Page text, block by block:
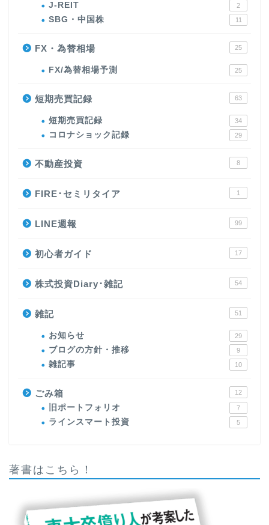
J-REIT 2
SBG・中国株 11
FX・為替相場 25
FX/為替相場予測 25
短期売買記録 63
短期売買記録 34
コロナショック記録 29
不動産投資 8
FIRE･セミリタイア 1
LINE週報 99
初心者ガイド 17
株式投資Diary･雑記 54
雑記 51
お知らせ 29
ブログの方針・推移 9
雑記事 10
ごみ箱 12
旧ポートフォリオ 7
ラインスマート投資 5
著書はこちら！